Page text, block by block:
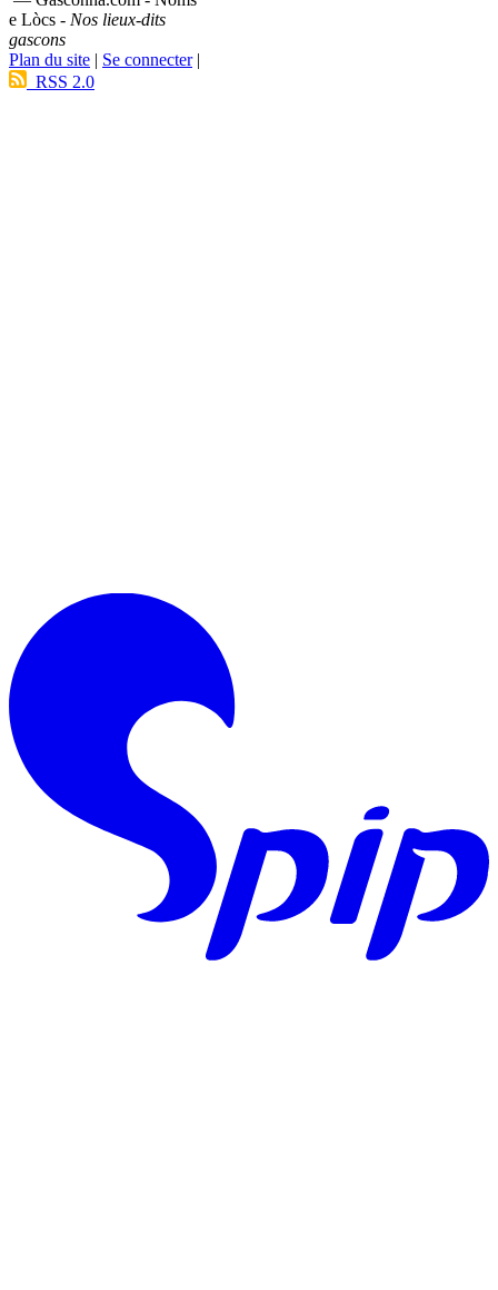
e Lòcs - Nos lieux-dits
gascons
Plan du site | Se connecter|
RSS 2.0